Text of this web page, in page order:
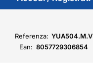
Referenza: YUA504.M.V
Ean: 8057729306854